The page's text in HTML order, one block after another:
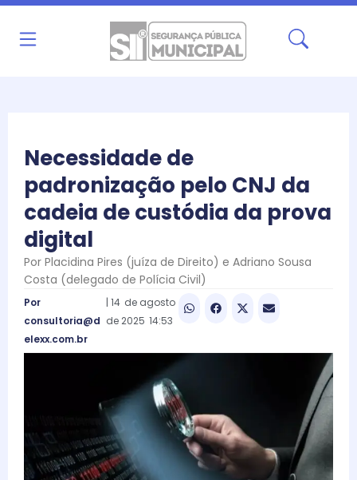
Ir
Necessidade de
padronização pelo CNJ da
cadeia de custódia da prova
digital
Por Placidina Pires (juíza de Direito) e Adriano Sousa
Costa (delegado de Polícia Civil)
Por
consultoria@d
elexx.com.br
| 14 de agosto
de 2025 14:53